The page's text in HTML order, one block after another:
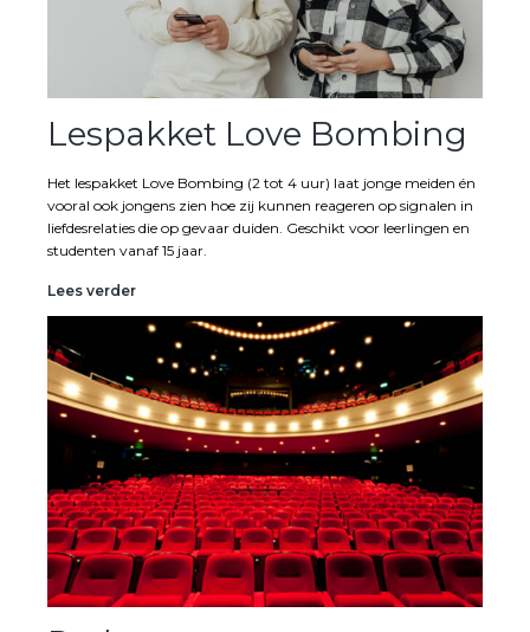
Lespakket Love Bombing
Het lespakket Love Bombing (2 tot 4 uur) laat jonge meiden én
vooral ook jongens zien hoe zij kunnen reageren op signalen in
liefdesrelaties die op gevaar duiden. Geschikt voor leerlingen en
studenten vanaf 15 jaar.
Lees verderLespakket
Love
Bombing